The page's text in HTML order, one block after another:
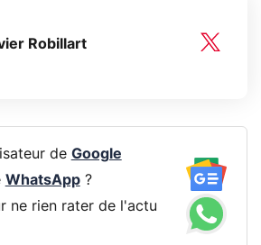
Robillart
de Google
WhatsApp?
ne rien rater de l'actu